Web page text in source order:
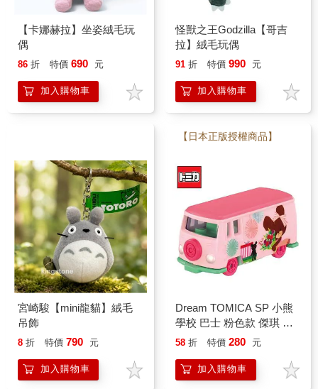
【卡娜赫拉】坐姿絨毛玩
偶
86 折 特價 690 元
加入購物車
怪獸之王Godzilla【哥吉
拉】絨毛玩偶
91 折 特價 990 元
加入購物車
宮崎駿【mini龍貓】絨毛
吊飾
8 折 特價 790 元
加入購物車
【日本正版授權商品】
Dream TOMICA SP 小熊
學校 巴士 粉色款 傑琪 大
衛 玩具車 多美小汽車
58 折 特價 280 元
加入購物車